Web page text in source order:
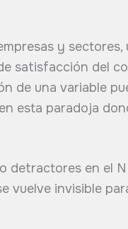
y
satisfacción del
de una variable
esta paradoja
detractores en el
vuelve invisible